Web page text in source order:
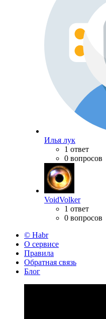
Илья лук
1 ответ
0 вопросов
VoidVolker
1 ответ
0 вопросов
© Habr
О сервисе
Правила
Обратная связь
Блог